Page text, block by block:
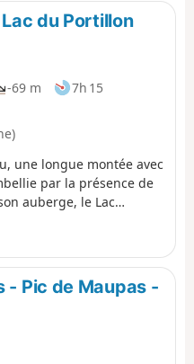
du Portillon
-69 m
7h 15
une longue montée avec
par la présence de
auberge, le Lac
Après le Lac du
c'est celui beaucoup plus
qui marque le début
mène au replat où se
puis au Refuge Jean
- Pic de Maupas -